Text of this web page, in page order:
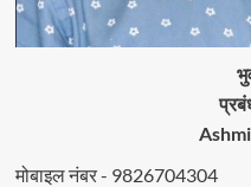
मोबाइल नंबर - 9826704304